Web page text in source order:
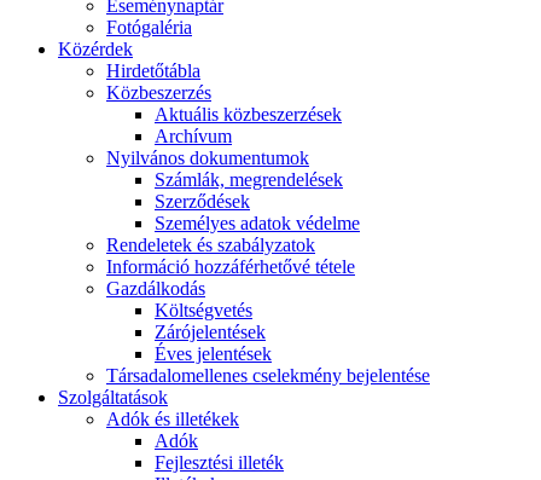
Eseménynaptár
Fotógaléria
Közérdek
Hirdetőtábla
Közbeszerzés
Aktuális közbeszerzések
Archívum
Nyilvános dokumentumok
Számlák, megrendelések
Szerződések
Személyes adatok védelme
Rendeletek és szabályzatok
Információ hozzáférhetővé tétele
Gazdálkodás
Költségvetés
Zárójelentések
Éves jelentések
Társadalomellenes cselekmény bejelentése
Szolgáltatások
Adók és illetékek
Adók
Fejlesztési illeték